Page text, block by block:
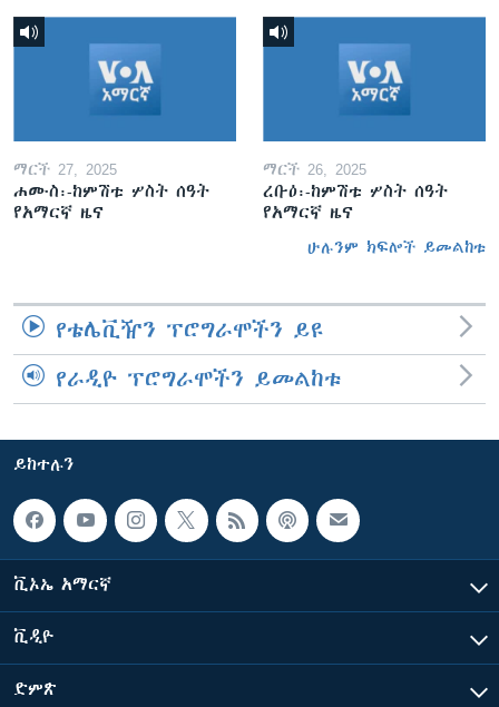
ማርች 27, 2025
ሐሙስ፡-ከምሽቱ ሦስት ሰዓት
የአማርኛ ዜና
ማርች 26, 2025
ረቡዕ፡-ከምሽቱ ሦስት ሰዓት
የአማርኛ ዜና
ሁሉንም ክፍሎች ይመልከቱ
የቴሌቪዥን ፕሮግራሞችን ይዩ
የራዲዮ ፕሮግራሞችን ይመልከቱ
ይከተሉን
ቪኦኤ አማርኛ
ቪዲዮ
ድምጽ